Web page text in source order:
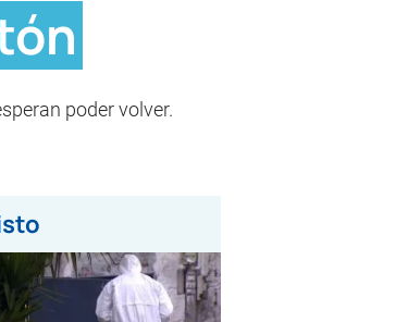
poder volver.